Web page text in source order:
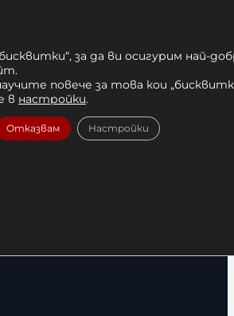
за да ви осигурим най-
повече за това кои
в настройки.
Отказвам Настройки